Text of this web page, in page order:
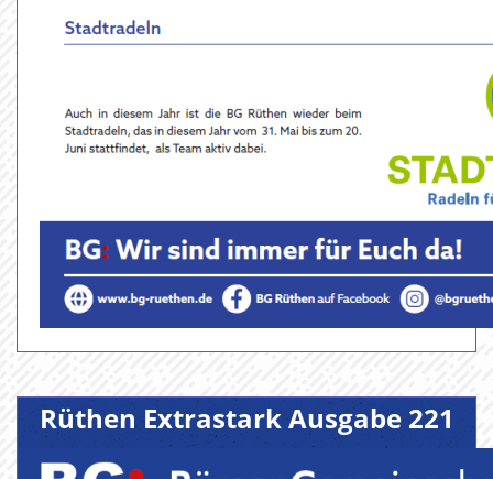
Rüthen Extrastark Ausgabe 221